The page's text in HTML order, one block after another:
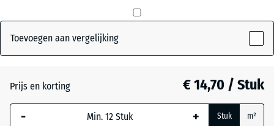
blauw omlijnde
afmeting wordt
(tenzij anders
aangegeven in de
Toevoegen aan vergelijking
Prijs en korting € 14,70 / Stuk
- + Stuk m²